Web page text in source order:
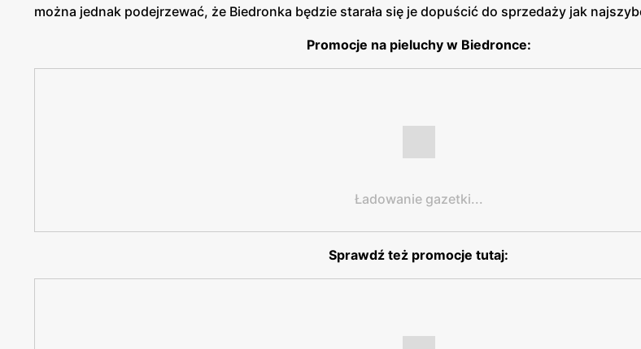
można jednak podejrzewać, że Biedronka będzie starała się je dopuścić do sprzedaży jak
Promocje na pieluchy w Biedronce:
Ładowanie gazetki...
Sprawdź też promocje tutaj: